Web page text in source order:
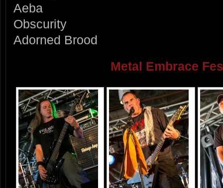
Aeba
Obscurity
Adorned Brood
Metal Embrace